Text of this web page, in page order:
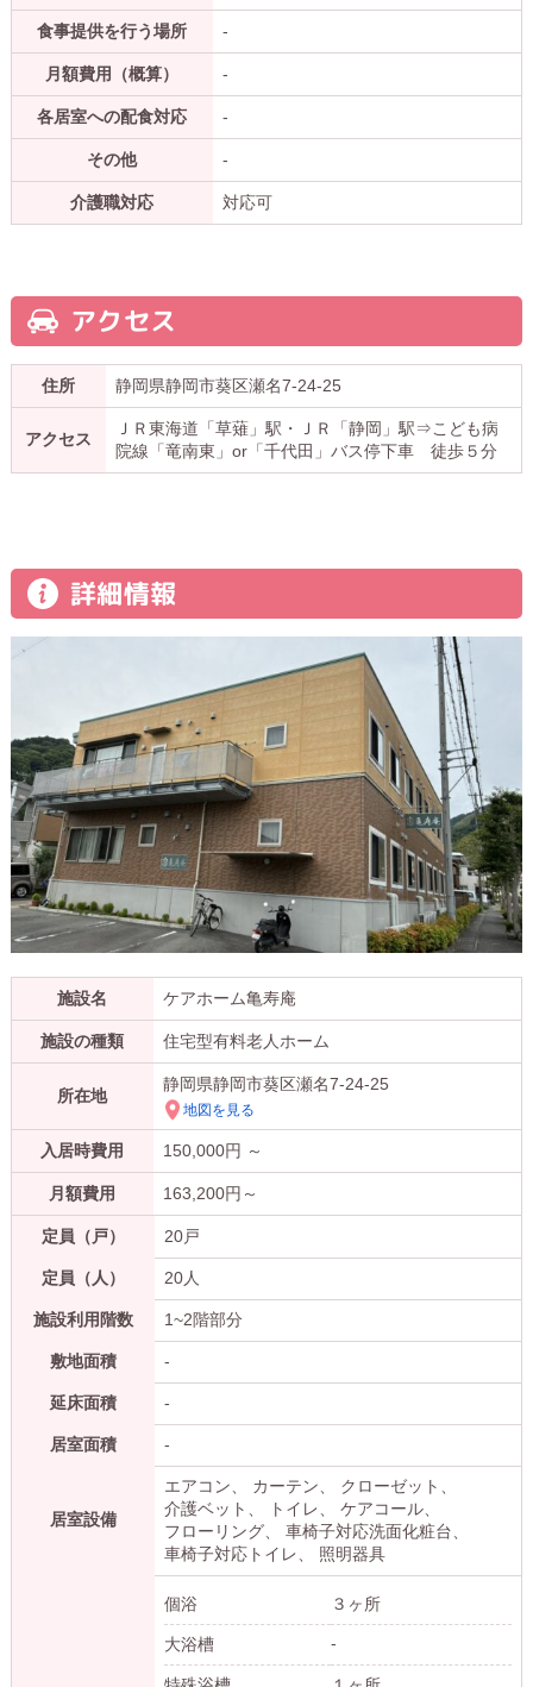
食事提供を行う場所 -
月額費用（概算） -
各居室への配食対応 -
その他 -
介護職対応 対応可
アクセス
住所 静岡県静岡市葵区瀬名7-24-25
アクセス
ＪＲ東海道「草薙」駅・ＪＲ「静岡」駅⇒こども病
院線「竜南東」or「千代田」バス停下車 徒歩５分
詳細情報
施設名 ケアホーム亀寿庵
施設の種類 住宅型有料老人ホーム
所在地
静岡県静岡市葵区瀬名7-24-25
地図を見る
入居時費用 150,000円 ～
月額費用 163,200円～
定員（戸） 20戸
定員（人） 20人
施設利用階数 1~2階部分
敷地面積 -
延床面積 -
居室面積 -
居室設備
エアコン カーテン
クローゼット
介護ベット
トイレ
ケアコール
フローリング
車椅子対応洗面化粧台
車椅子対応トイレ
照明器具
個浴 ３ヶ所
大浴槽 -